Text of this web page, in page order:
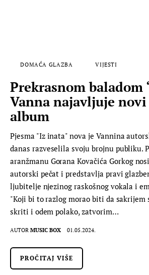
DOMAĆA GLAZBA VIJESTI
Prekrasnom baladom
Vanna najavljuje
album
Pjesma "Iz inata" nova je Vannina
danas razveselila svoju brojnu publiku.
aranžmanu Gorana Kovačića Gorkog
autorski pečat i predstavlja pravi
ljubitelje njezinog raskošnog vokala i
"Koji bi to razlog morao biti da sakrijem
skriti i odem polako, zatvorim…
AUTOR MUSIC BOX 01.05.2024.
PROČITAJ VIŠE